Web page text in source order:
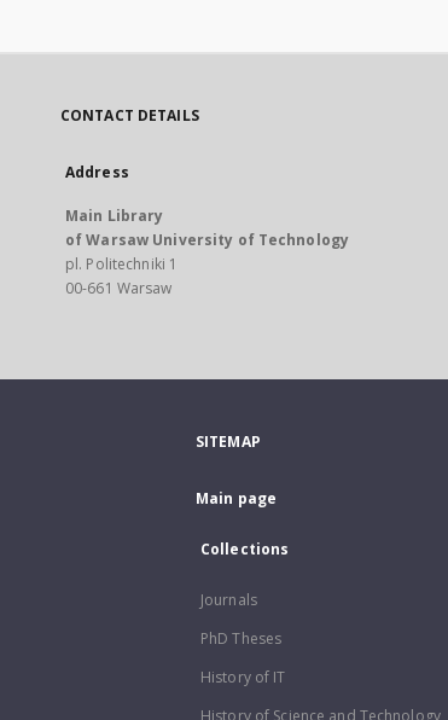
CONTACT DETAILS
Address
Main Library
of Warsaw University of Technology
pl. Politechniki 1
00-661 Warsaw
SITEMAP
Main page
Collections
Journals
PhD Theses
History of IT
History of Science and Technology